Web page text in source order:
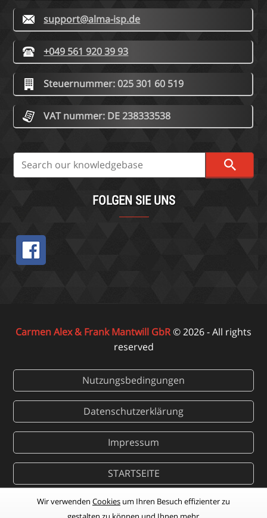
support@alma-isp.de
+049 561 920 39 93
Steuernummer: 025 301 60 519
VAT nummer: DE 238333538
FOLGEN SIE UNS
Carmen Alex & Frank Mantwill GbR© 2026 - All rights
reserved
Nutzungsbedingungen
Datenschutzerklärung
Impressum
STARTSEITE
Wir verwenden Cookiesum Ihren Besuch effizienter zu